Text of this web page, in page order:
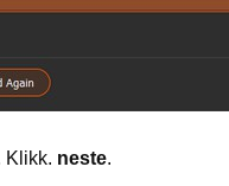
Klikk. neste.